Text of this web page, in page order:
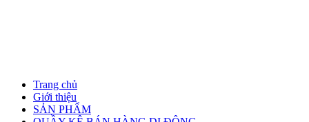
Trang chủ
Giới thiệu
SẢN PHẨM